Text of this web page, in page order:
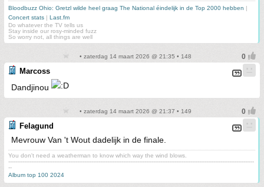
Bloodbuzz Ohio: Gretzl wilde heel graag The National éindelijk in de Top 2000 hebben |
Concert stats | Last.fm
Do whatever the TV tells us
Stay inside our rosy-minded fuzz
So worry not, all things are well
• zaterdag 14 maart 2026 @ 21:35 • 148
Marcoss
Dandjinou
• zaterdag 14 maart 2026 @ 21:37 • 149
Felagund
Mevrouw Van 't Wout dadelijk in de finale.
You don't need a weatherman to know which way the wind blows.
-------------------------------------------------------------------------------------------------------------------------------------------
--
Album top 100 2024